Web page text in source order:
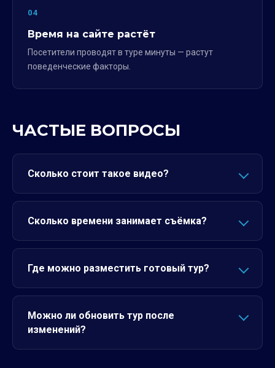
04
Время на сайте растёт
Посетители проводят в туре минуты — растут
поведенческие факторы.
ЧАСТЫЕ ВОПРОСЫ
Сколько стоит такое видео?
Сколько времени занимает съёмка?
Где можно разместить готовый тур?
Можно ли обновить тур после
изменений?